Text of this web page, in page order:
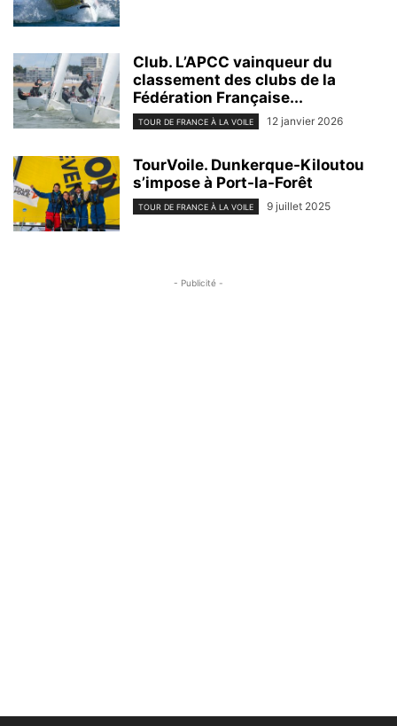
Club. L’APCC vainqueur du
classement des clubs de la
Fédération Française...
TOUR DE FRANCE À LA VOILE 12 janvier 2026
TourVoile. Dunkerque-Kiloutou
s’impose à Port-la-Forêt
TOUR DE FRANCE À LA VOILE 9 juillet 2025
- Publicité -